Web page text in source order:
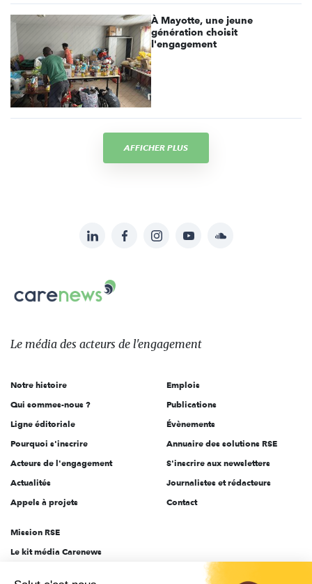
À Mayotte, une jeune
génération choisit
l'engagement
AFFICHER PLUS
sur:
LinkedInFacebookInstagramYouTubeSoundcloud
Le
des
l'engagement
Le média des acteurs de l'engagement
Notre histoire
Qui sommes-nous ?
Ligne éditoriale
Pourquoi s'inscrire
Acteurs de l'engagement
Actualités
Appels à projets
Emplois
Publications
Évènements
Annuaire des solutions RSE
S'inscrire aux newsletters
Journalistes et rédacteurs
Contact
Mission RSE
Le kit média Carenews